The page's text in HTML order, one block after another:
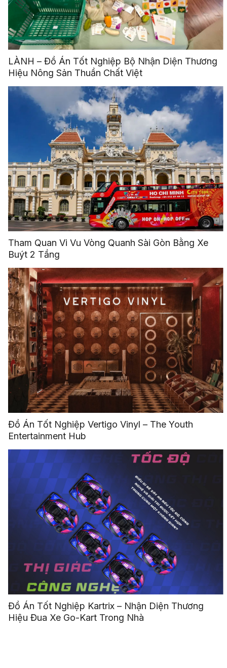
LÀNH – Đồ Án Tốt Nghiệp Bộ Nhận Diện Thương
Hiệu Nông Sản Thuần Chất Việt
Tham Quan Vi Vu Vòng Quanh Sài Gòn Bằng Xe
Buýt 2 Tầng
Đồ Án Tốt Nghiệp Vertigo Vinyl – The Youth
Entertainment Hub
Đồ Án Tốt Nghiệp Kartrix – Nhận Diện Thương
Hiệu Đua Xe Go-Kart Trong Nhà